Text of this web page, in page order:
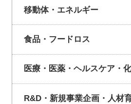
移動体・エネルギー
食品・フードロス
医療・医薬・ヘルスケア・
R&D・新規事業企画・人材